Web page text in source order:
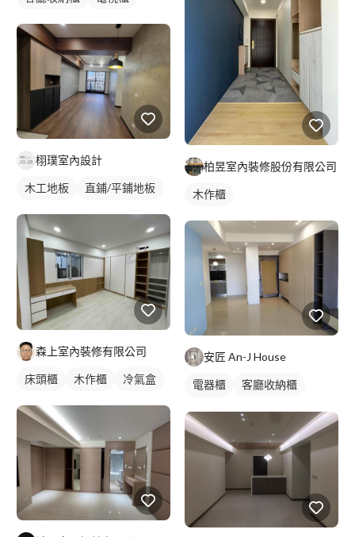
栩璞室內設計
木工地板 直鋪/平鋪地板
森上室內裝修有限公司
床頭櫃 木作櫃 冷氣盒
柏昱室內裝修股份有限公司
木作櫃
安匠 An-J House
電器櫃
客廳收納櫃